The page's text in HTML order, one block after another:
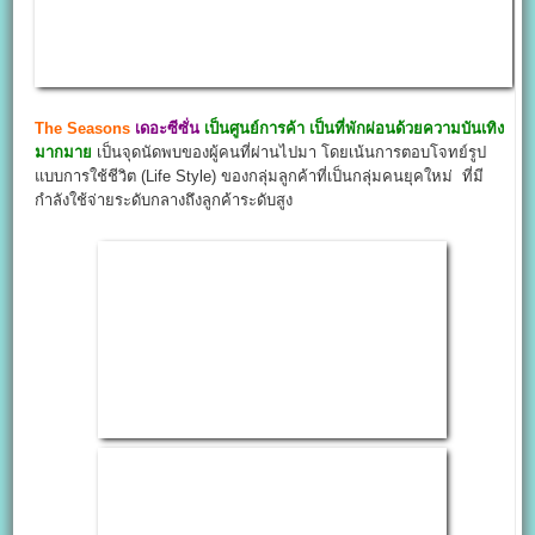
The Seasons เดอะซีซั่น เป็นศูนย์การค้า เป็นที่พักผ่อนด้วยความบันเทิง
มากมาย เป็นจุดนัดพบของผู้คนที่ผ่านไปมา โดยเน้นการตอบโจทย์รูป
แบบการใช้ชีวิต (Life Style) ของกลุ่มลูกค้าที่เป็นกลุ่มคนยุคใหม่ ที่มี
กำลังใช้จ่ายระดับกลางถึงลูกค้าระดับสูง